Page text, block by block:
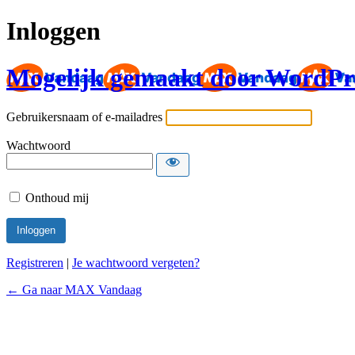
Inloggen
Mogelijk gemaakt door
Gebruikersnaam of e-mailadres
Wachtwoord
Onthoud mij
Registreren | Je wachtwoord vergeten?
← Ga naar MAX Vandaag